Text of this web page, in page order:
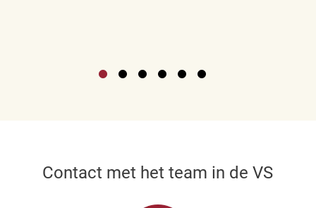
Contact met het team in de VS